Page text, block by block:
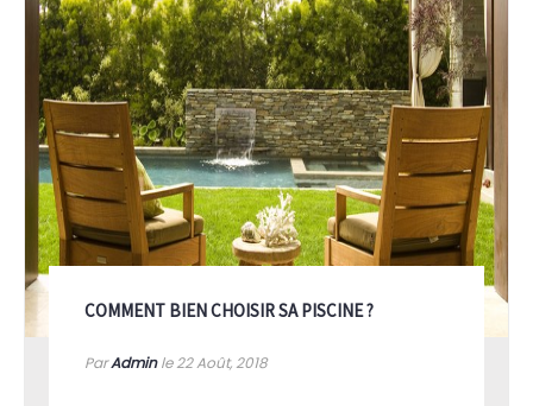
COMMENT BIEN CHOISIR SA PISCINE ?
ParAdminle 22Août, 2018